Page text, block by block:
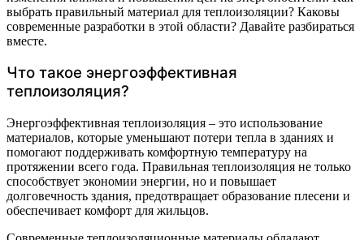
выбрать правильный материал для теплоизоляции? Каковы
современные разработки в этой области? Давайте разбираться
вместе.
Что такое энергоэффективная
теплоизоляция?
Энергоэффективная теплоизоляция – это использование
материалов, которые уменьшают потери тепла в зданиях и
помогают поддерживать комфортную температуру на
протяжении всего года. Правильная теплоизоляция не только
способствует экономии энергии, но и повышает
долговечность здания, предотвращает образование плесени и
обеспечивает комфорт для жильцов.